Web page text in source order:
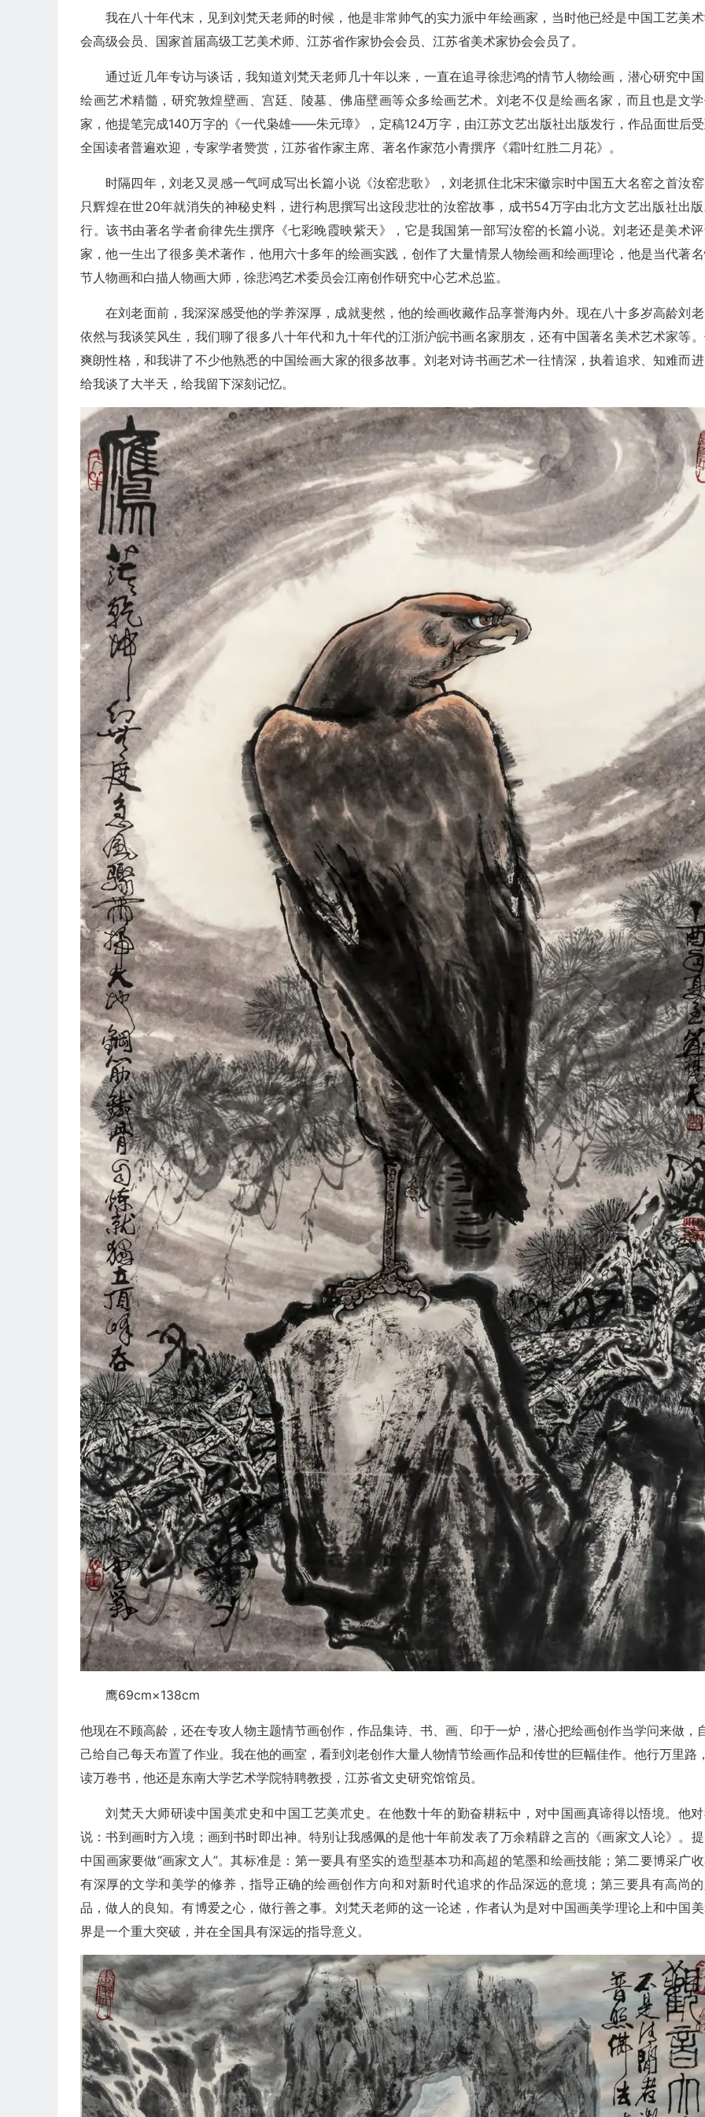
我在八十年代末，见到刘梵天老师的时候，他是非常帅气的实力派中年绘画家，当时他已经是中国工艺美
会高级会员、国家首届高级工艺美术师、江苏省作家协会会员、江苏省美术家协会会员了。
通过近几年专访与谈话，我知道刘梵天老师几十年以来，一直在追寻徐悲鸿的情节人物绘画，潜心研究中
绘画艺术精髓，研究敦煌壁画、宫廷、陵墓、佛庙壁画等众多绘画艺术。刘老不仅是绘画名家，而且也是文
家，他提笔完成140万字的《一代枭雄——朱元璋》，定稿124万字，由江苏文艺出版社出版发行，作品面世后
全国读者普遍欢迎，专家学者赞赏，江苏省作家主席、著名作家范小青撰序《霜叶红胜二月花》。
时隔四年，刘老又灵感一气呵成写出长篇小说《汝窑悲歌》，刘老抓住北宋宋徽宗时中国五大名窑之首汝
只辉煌在世20年就消失的神秘史料，进行构思撰写出这段悲壮的汝窑故事，成书54万字由北方文艺出版社出
行。该书由著名学者俞律先生撰序《七彩晚霞映紫天》，它是我国第一部写汝窑的长篇小说。刘老还是美术
家，他一生出了很多美术著作，他用六十多年的绘画实践，创作了大量情景人物绘画和绘画理论，他是当代著
节人物画和白描人物画大师，徐悲鸿艺术委员会江南创作研究中心艺术总监。
在刘老面前，我深深感受他的学养深厚，成就斐然，他的绘画收藏作品享誉海内外。现在八十多岁高龄刘
依然与我谈笑风生，我们聊了很多八十年代和九十年代的江浙沪皖书画名家朋友，还有中国著名美术艺术家等
爽朗性格，和我讲了不少他熟悉的中国绘画大家的很多故事。刘老对诗书画艺术一往情深，执着追求、知难而
给我谈了大半天，给我留下深刻记忆。
鹰69cm×138cm
他现在不顾高龄，还在专攻人物主题情节画创作，作品集诗、书、画、印于一炉，潜心把绘画创作当学问来做，
己给自己每天布置了作业。我在他的画室，看到刘老创作大量人物情节绘画作品和传世的巨幅佳作。他行万里路
读万卷书，他还是东南大学艺术学院特聘教授，江苏省文史研究馆馆员。
刘梵天大师研读中国美朮史和中国工艺美朮史。在他数十年的勤奋耕耘中，对中国画真谛得以悟境。他
说：书到画时方入境；画到书时即出神。特别让我感佩的是他十年前发表了万余精辟之言的《画家文人论》。
中国画家要做“画家文人”。其标准是：第一要具有坚实的造型基本功和高超的笔墨和绘画技能；第二要博采广
有深厚的文学和美学的修养，指导正确的绘画创作方向和对新时代追求的作品深远的意境；第三要具有高尚
品，做人的良知。有博爱之心，做行善之事。刘梵天老师的这一论述，作者认为是对中国画美学理论上和中国
界是一个重大突破，并在全国具有深远的指导意义。